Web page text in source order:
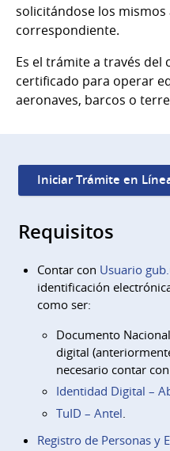
solicitándose los
correspondiente.
Es el trámite a través del
certificado para operar
aeronaves, barcos o
Iniciar Trámite en
Requisitos
Contar con Usuario
identificación
como ser:
Documento
digital
necesario contar
Identidad Digital –
TuID – Antel
Registro de Personas y